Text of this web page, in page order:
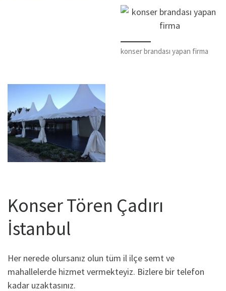
konser brandası yapan firma
Konser Tören Çadırı
İstanbul
Her nerede olursanız olun tüm il ilçe semt ve
mahallelerde hizmet vermekteyiz. Bizlere bir telefon
kadar uzaktasınız.